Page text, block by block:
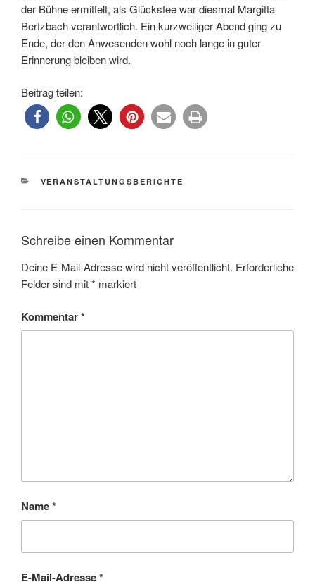
der Bühne ermittelt, als Glücksfee war diesmal Margitta
Bertzbach verantwortlich. Ein kurzweiliger Abend ging zu
Ende, der den Anwesenden wohl noch lange in guter
Erinnerung bleiben wird.
Beitrag teilen:
KATEGORIEN
VERANSTALTUNGSBERICHTE
Schreibe einen Kommentar
Deine E-Mail-Adresse wird nicht veröffentlicht. Erforderliche
Felder sind mit* markiert
Kommentar*
Name*
E-Mail-Adresse*